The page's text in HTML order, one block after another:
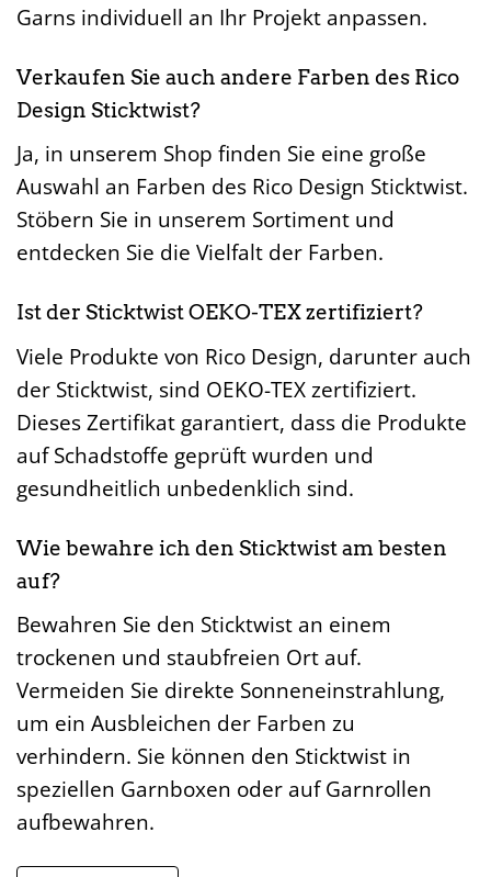
Garns individuell an Ihr Projekt anpassen.
Verkaufen Sie auch andere Farben des Rico
Design Sticktwist?
Ja, in unserem Shop finden Sie eine große
Auswahl an Farben des Rico Design Sticktwist.
Stöbern Sie in unserem Sortiment und
entdecken Sie die Vielfalt der Farben.
Ist der Sticktwist OEKO-TEX zertifiziert?
Viele Produkte von Rico Design, darunter auch
der Sticktwist, sind OEKO-TEX zertifiziert.
Dieses Zertifikat garantiert, dass die Produkte
auf Schadstoffe geprüft wurden und
gesundheitlich unbedenklich sind.
Wie bewahre ich den Sticktwist am besten
auf?
Bewahren Sie den Sticktwist an einem
trockenen und staubfreien Ort auf.
Vermeiden Sie direkte Sonneneinstrahlung,
um ein Ausbleichen der Farben zu
verhindern. Sie können den Sticktwist in
speziellen Garnboxen oder auf Garnrollen
aufbewahren.